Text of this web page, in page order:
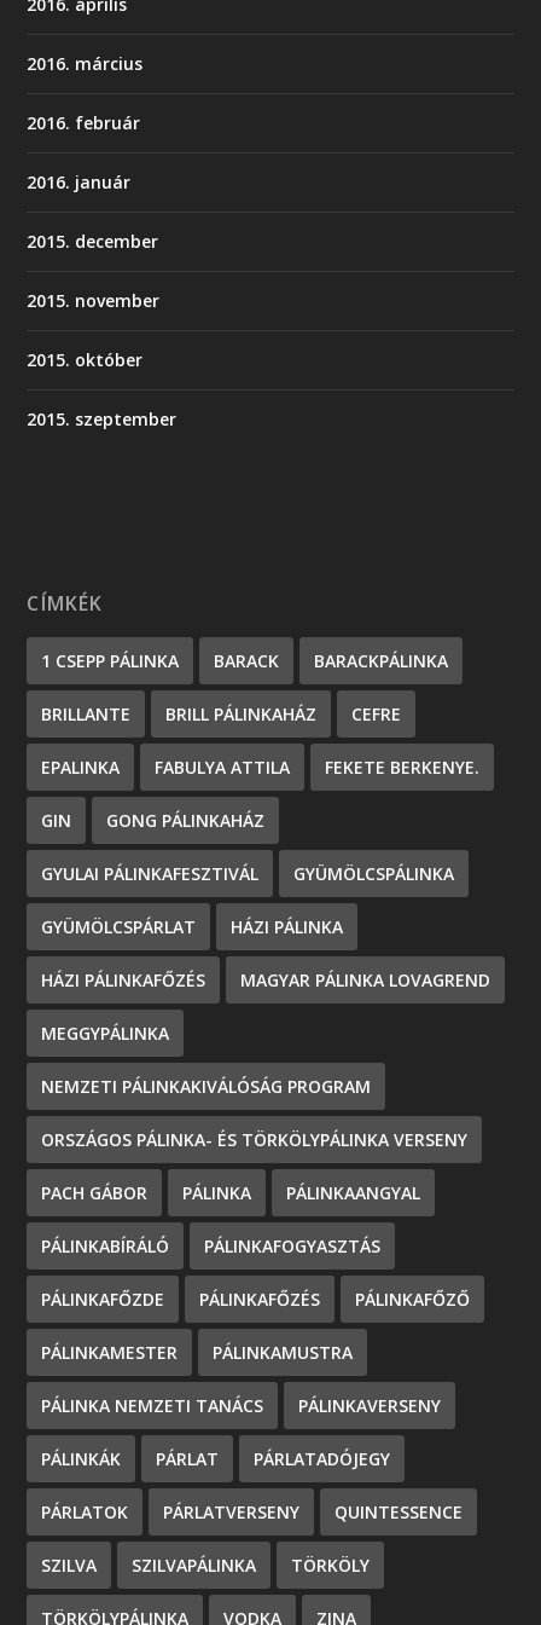
2016. március
2016. február
2016. január
2015. december
2015. november
2015. október
2015. szeptember
CÍMKÉK
1 CSEPP PÁLINKA BARACK BARACKPÁLINKA
BRILLANTE BRILL PÁLINKAHÁZ CEFRE
EPALINKA FABULYA ATTILA FEKETE BERKENYE.
GIN GONG PÁLINKAHÁZ
GYULAI PÁLINKAFESZTIVÁL GYÜMÖLCSPÁLINKA
GYÜMÖLCSPÁRLAT HÁZI PÁLINKA
HÁZI PÁLINKAFŐZÉS MAGYAR PÁLINKA LOVAGREND
MEGGYPÁLINKA
NEMZETI PÁLINKAKIVÁLÓSÁG PROGRAM
ORSZÁGOS PÁLINKA- ÉS TÖRKÖLYPÁLINKA VERSENY
PACH GÁBOR PÁLINKA PÁLINKAANGYAL
PÁLINKABÍRÁLÓ PÁLINKAFOGYASZTÁS
PÁLINKAFŐZDE PÁLINKAFŐZÉS PÁLINKAFŐZŐ
PÁLINKAMESTER PÁLINKAMUSTRA
PÁLINKA NEMZETI TANÁCS PÁLINKAVERSENY
PÁLINKÁK PÁRLAT PÁRLATADÓJEGY
PÁRLATOK PÁRLATVERSENY QUINTESSENCE
SZILVA SZILVAPÁLINKA TÖRKÖLY
TÖRKÖLYPÁLINKA VODKA ZINA